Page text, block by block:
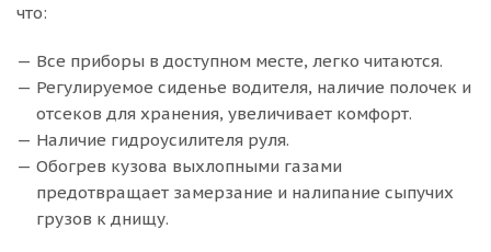
что:
Все приборы в доступном месте, легко читаются.
Регулируемое сиденье водителя, наличие полочек и
отсеков для хранения, увеличивает комфорт.
Наличие гидроусилителя руля.
Обогрев кузова выхлопными газами
предотвращает замерзание и налипание сыпучих
грузов к днищу.